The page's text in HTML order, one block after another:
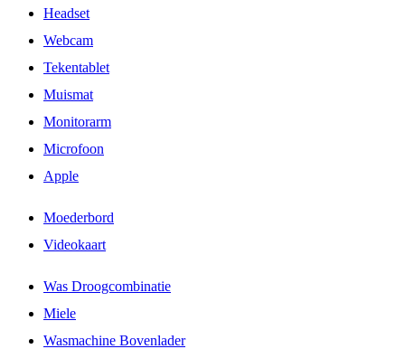
Headset
Webcam
Tekentablet
Muismat
Monitorarm
Microfoon
Apple
Moederbord
Videokaart
Was Droogcombinatie
Miele
Wasmachine Bovenlader